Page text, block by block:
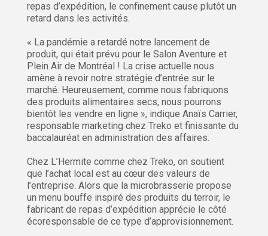
repas d’expédition, le confinement cause plutôt un
retard dans les activités.
« La pandémie a retardé notre lancement de
produit, qui était prévu pour le Salon Aventure et
Plein Air de Montréal ! La crise actuelle nous
amène à revoir notre stratégie d’entrée sur le
marché. Heureusement, comme nous fabriquons
des produits alimentaires secs, nous pourrons
bientôt les vendre en ligne », indique Anaïs Carrier,
responsable marketing chez Treko et finissante du
baccalauréat en administration des affaires.
Chez L’Hermite comme chez Treko, on soutient
que l’achat local est au cœur des valeurs de
l’entreprise. Alors que la microbrasserie propose
un menu bouffe inspiré des produits du terroir, le
fabricant de repas d’expédition apprécie le côté
écoresponsable de ce type d’approvisionnement.